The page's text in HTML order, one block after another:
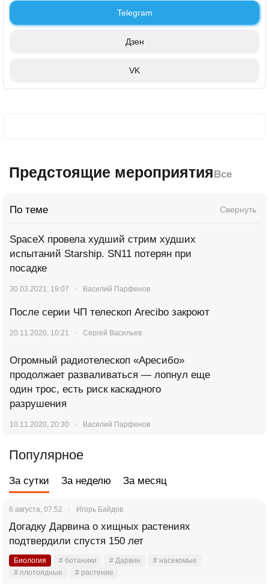
Telegram
Дзен
VK
Предстоящие мероприятия Все
По теме Свернуть
SpaceX провела худший стрим худших
испытаний Starship. SN11 потерян при
посадке
30.03.2021, 19:07 Василий Парфенов
После серии ЧП телескоп Arecibo закроют
20.11.2020, 10:21 Сергей Васильев
Огромный радиотелескоп «Аресибо»
продолжает разваливаться — лопнул еще
один трос, есть риск каскадного
разрушения
10.11.2020, 20:30 Василий Парфенов
Популярное
За сутки За неделю За месяц
6 августа, 07:52 Игорь Байдов
Догадку Дарвина о хищных растениях
подтвердили спустя 150 лет
Биология # ботаники # Дарвин
# насекомые
# плотоядные
# растение